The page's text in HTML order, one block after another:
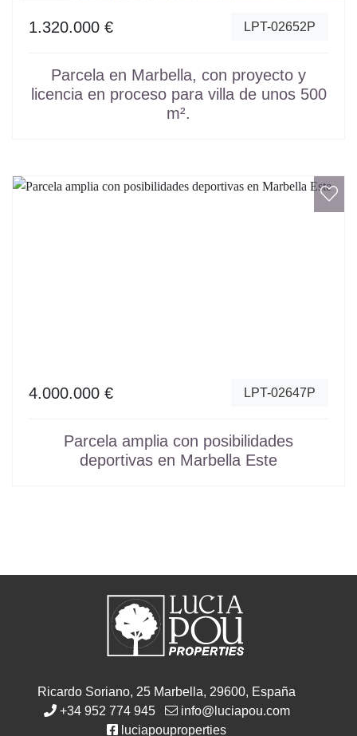
1.320.000 € LPT-02652P
Parcela en Marbella, con proyecto y
licencia en proceso para villa de unos 500
m².
4.000.000 € LPT-02647P
Parcela amplia con posibilidades
deportivas en Marbella Este
Ricardo Soriano, 25 Marbella, 29600, España
+34 952 774 945
info@luciapou.com
luciapouproperties